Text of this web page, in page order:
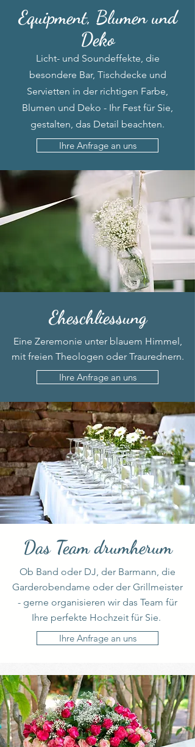
Equipment, Blumen und
Deko
Licht- und Soundeffekte, die
besondere Bar, Tischdecke und
Servietten in der richtigen Farbe,
Blumen und Deko - Ihr Fest für Sie,
gestalten, das Detail beachten.
Ihre Anfrage an uns
Eheschliessung
Eine Zeremonie unter blauem Himmel,
mit freien Theologen oder Traurednern.
Ihre Anfrage an uns
Das Team drumherum
Ob Band oder DJ, der Barmann, die
Garderobendame oder der Grillmeister
- gerne organisieren wir das Team für
Ihre perfekte Hochzeit für Sie.
Ihre Anfrage an uns